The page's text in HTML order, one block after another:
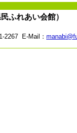
ふれあい会館）
2267 E-Mail：